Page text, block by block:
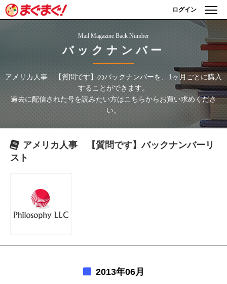
ログイン
Mail Magazine Back Number
バックナンバー
アメリカ人事 【質問です】 のバックナンバーを、1ヶ月ごとに購入
することができます。
過去に配信された号を読みたい方はこちらからお買い求めくださ
い。
アメリカ人事 【質問です】バックナンバーリ
スト
2013年06月